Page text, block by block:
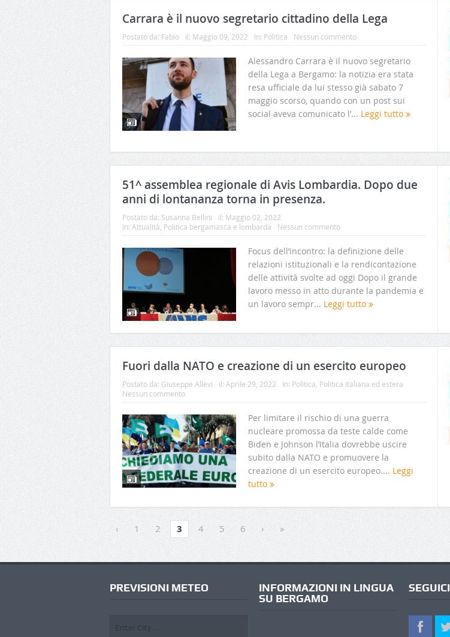
Carrara è il nuovo segretario cittadino della Lega
Postato da: Fabio il: Maggio 09, 2022 In: Politica Nessun commento
Alessandro Carrara è il nuovo segretario
della Lega a Bergamo: la notizia era stata
resa ufficiale da lui stesso già sabato 7
maggio scorso, quando con un post sui
social aveva comunicato l’... Leggi tutto
51^ assemblea regionale di Avis Lombardia. Dopo due
anni di lontananza torna in presenza.
Postato da: Susanna Bellini il: Maggio 02, 2022
In: Attualità, Politica bergamasca e lombarda Nessun commento
Focus dell’incontro: la definizione delle
relazioni istituzionali e la rendicontazione
delle attività svolte ad oggi Dopo il grande
lavoro messo in atto durante la pandemia e
un lavoro sempr... Leggi tutto
Fuori dalla NATO e creazione di un esercito europeo
Postato da: Giuseppe Allevi il: Aprile 29, 2022 In: Politica, Politica italiana ed estera
Nessun commento
Per limitare il rischio di una guerra
nucleare promossa da teste calde come
Biden e Johnson l’Italia dovrebbe uscire
subito dalla NATO e promuovere la
creazione di un esercito europeo.... Leggi
tutto
‹ 1 2 3 4 5 6 › »
PREVISIONI METEO
INFORMAZIONI IN LINGUA
SU BERGAMO
SEGUICI